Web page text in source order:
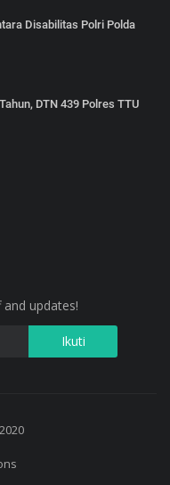
Disabilitas Polri Polda
DTN 439 Polres TTU
updates!